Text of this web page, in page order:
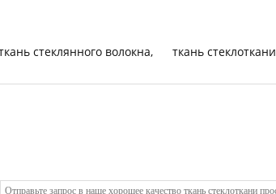
стеклянного волокна, ткань стеклоткани